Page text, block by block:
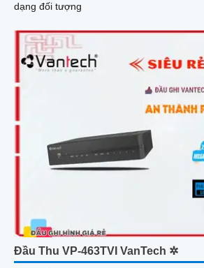
dạng đối tượng
Đầu Thu VP-463TVI VanTech ✲